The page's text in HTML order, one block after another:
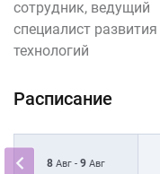
сотрудник, ведущий
специалист развития
технологий
Расписание
8 Авг -9 Авг